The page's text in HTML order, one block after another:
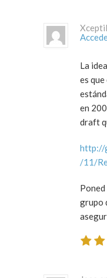
La
es que
en
draft
http://
/11/
Poned
grupo